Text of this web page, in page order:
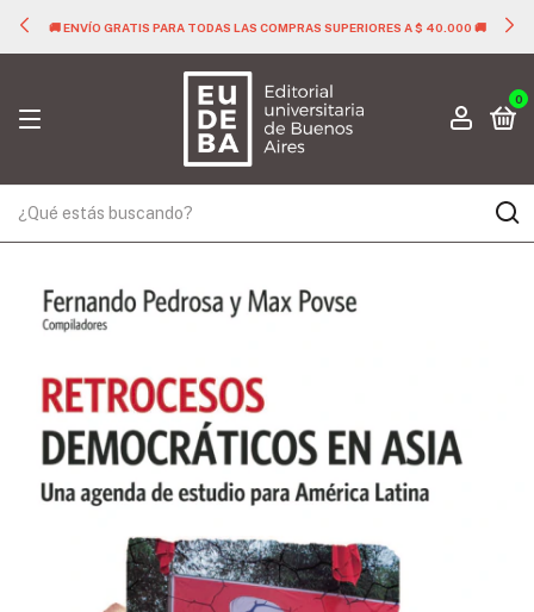
🚚 ENVÍO GRATIS PARA TODAS LAS COMPRAS SUPERIORES A $ 40.000 🚚
0